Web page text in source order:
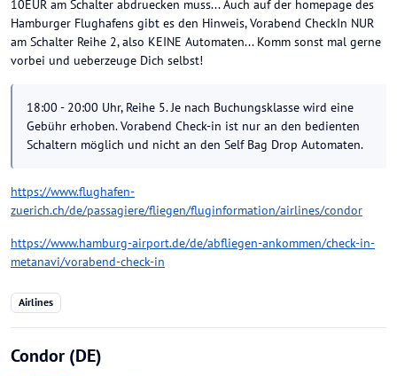
10EUR am Schalter abdruecken muss... Auch auf der homepage des
Hamburger Flughafens gibt es den Hinweis, Vorabend CheckIn NUR
am Schalter Reihe 2, also KEINE Automaten... Komm sonst mal gerne
vorbei und ueberzeuge Dich selbst!
18:00 - 20:00 Uhr, Reihe 5. Je nach Buchungsklasse wird eine
Gebühr erhoben. Vorabend Check-in ist nur an den bedienten
Schaltern möglich und nicht an den Self Bag Drop Automaten.
https://www.flughafen-
zuerich.ch/de/passagiere/fliegen/fluginformation/airlines/condor
https://www.hamburg-airport.de/de/abfliegen-ankommen/check-in-
metanavi/vorabend-check-in
Airlines
Condor (DE)